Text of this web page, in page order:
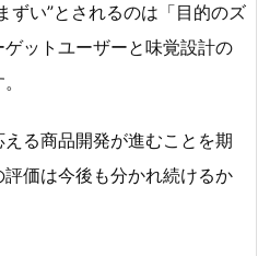
ずい”とされるのは「目的のズ
ットユーザーと味覚設計の
る商品開発が進むことを期
価は今後も分かれ続けるか